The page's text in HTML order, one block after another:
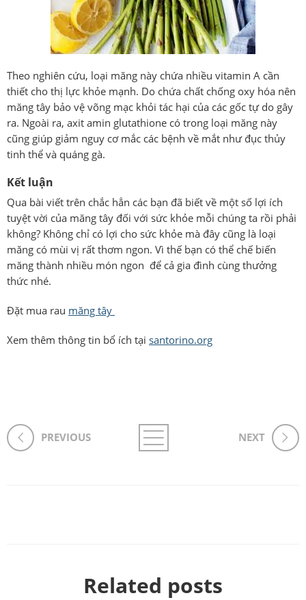
Theo nghiên cứu, loại măng này chứa nhiều vitamin A cần
thiết cho thị lực khỏe mạnh. Do chứa chất chống oxy hóa nên
măng tây bảo vệ võng mạc khỏi tác hại của các gốc tự do gây
ra. Ngoài ra, axit amin glutathione có trong loại măng này
cũng giúp giảm nguy cơ mắc các bệnh về mắt như đục thủy
tinh thể và quáng gà.
Kết luận
Qua bài viết trên chắc hẳn các bạn đã biết về một số lợi ích
tuyệt vời của măng tây đối với sức khỏe mỗi chúng ta rồi phải
không? Không chỉ có lợi cho sức khỏe mà đây cũng là loại
măng có mùi vị rất thơm ngon. Vì thế bạn có thể chế biến
măng thành nhiều món ngon để cả gia đình cùng thưởng
thức nhé.
Đặt mua rau măng tây
Xem thêm thông tin bổ ích tại santorino.org
PREVIOUS NEXT
Related posts